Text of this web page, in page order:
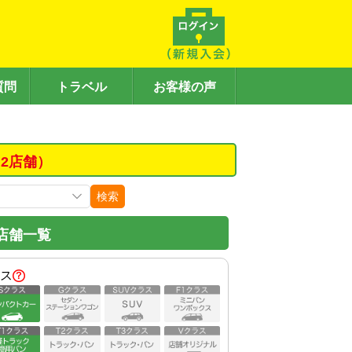
問 トラベル お客様の声
舗）
検索
舗一覧